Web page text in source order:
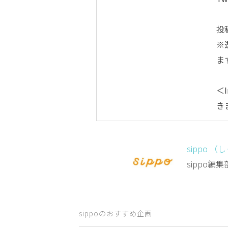
投
※
ま
＜
き
sippo （し
sippo編集
sippoのおすすめ企画